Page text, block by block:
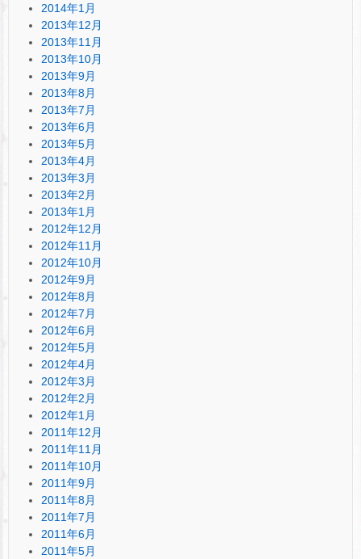
2014年1月
2013年12月
2013年11月
2013年10月
2013年9月
2013年8月
2013年7月
2013年6月
2013年5月
2013年4月
2013年3月
2013年2月
2013年1月
2012年12月
2012年11月
2012年10月
2012年9月
2012年8月
2012年7月
2012年6月
2012年5月
2012年4月
2012年3月
2012年2月
2012年1月
2011年12月
2011年11月
2011年10月
2011年9月
2011年8月
2011年7月
2011年6月
2011年5月